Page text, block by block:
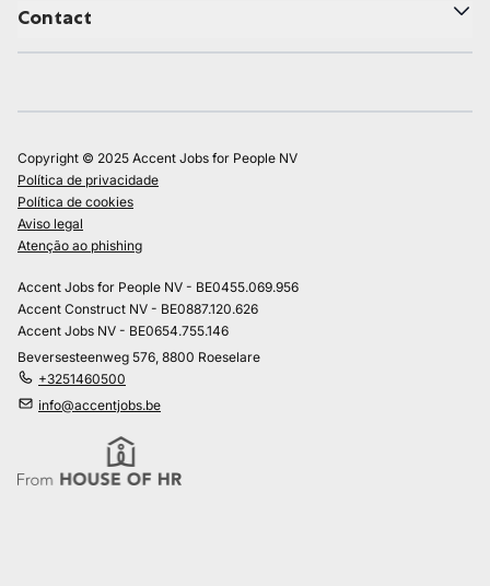
Contact
Copyright © 2025 Accent Jobs for People NV
Política de privacidade
Política de cookies
Aviso legal
Atenção ao phishing
Accent Jobs for People NV - BE0455.069.956
Accent Construct NV - BE0887.120.626
Accent Jobs NV - BE0654.755.146
Beversesteenweg 576, 8800 Roeselare
+3251460500
info@accentjobs.be